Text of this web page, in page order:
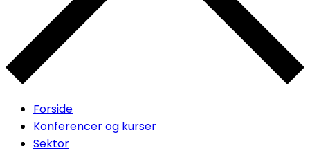
Forside
Konferencer og kurser
Sektor